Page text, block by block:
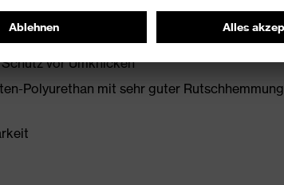
kleiner 100 Megaohm
vor Umknicken
Polyurethan mit sehr guter Rutschhemmung